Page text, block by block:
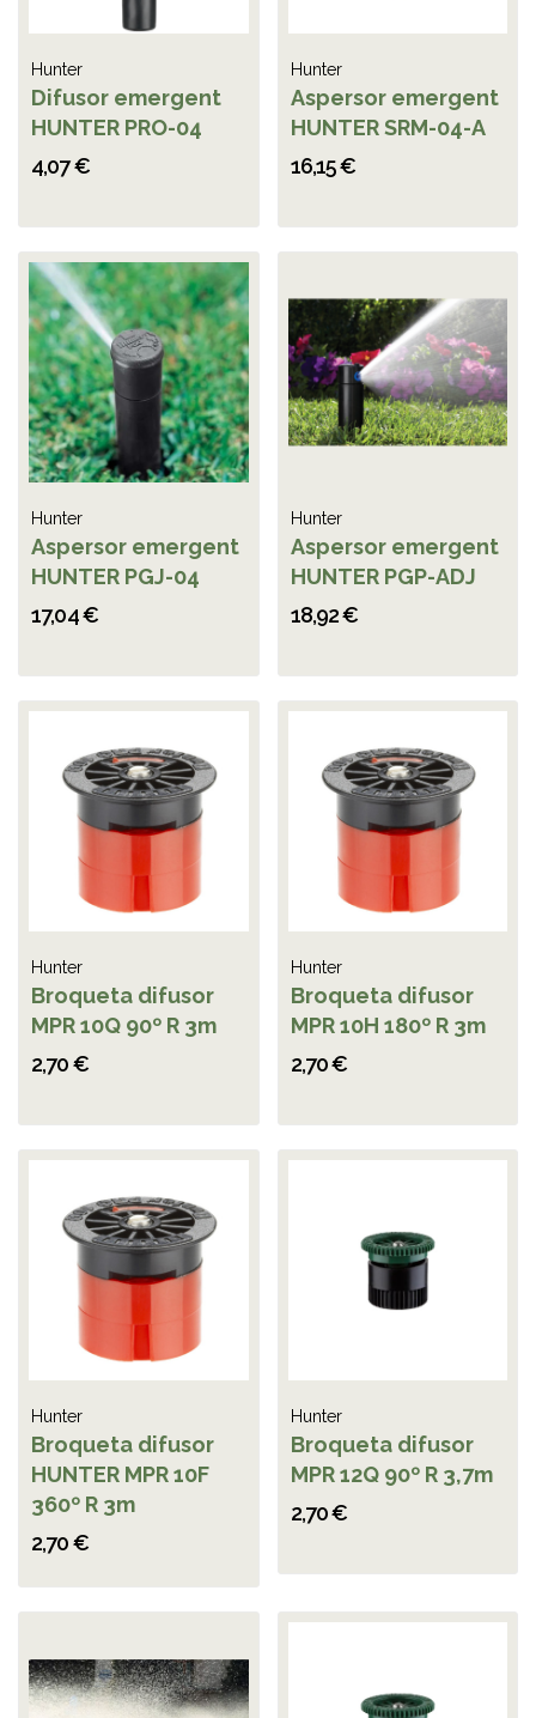
Hunter
Difusor emergent
HUNTER PRO-04
4,07 €
Hunter
Aspersor emergent
HUNTER SRM-04-A
16,15 €
Hunter
Aspersor emergent
HUNTER PGJ-04
17,04 €
Hunter
Aspersor emergent
HUNTER PGP-ADJ
18,92 €
Hunter
Broqueta difusor
MPR 10Q 90º R 3m
2,70 €
Hunter
Broqueta difusor
MPR 10H 180º R 3m
2,70 €
Hunter
Broqueta difusor
HUNTER MPR 10F
360º R 3m
2,70 €
Hunter
Broqueta difusor
MPR 12Q 90º R 3,7m
2,70 €